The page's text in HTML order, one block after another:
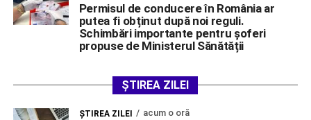
Permisul de conducere în România ar
putea fi obținut după noi reguli.
Schimbări importante pentru șoferi
propuse de Ministerul Sănătății
ȘTIREA ZILEI
ŞTIREA ZILEI acum o oră